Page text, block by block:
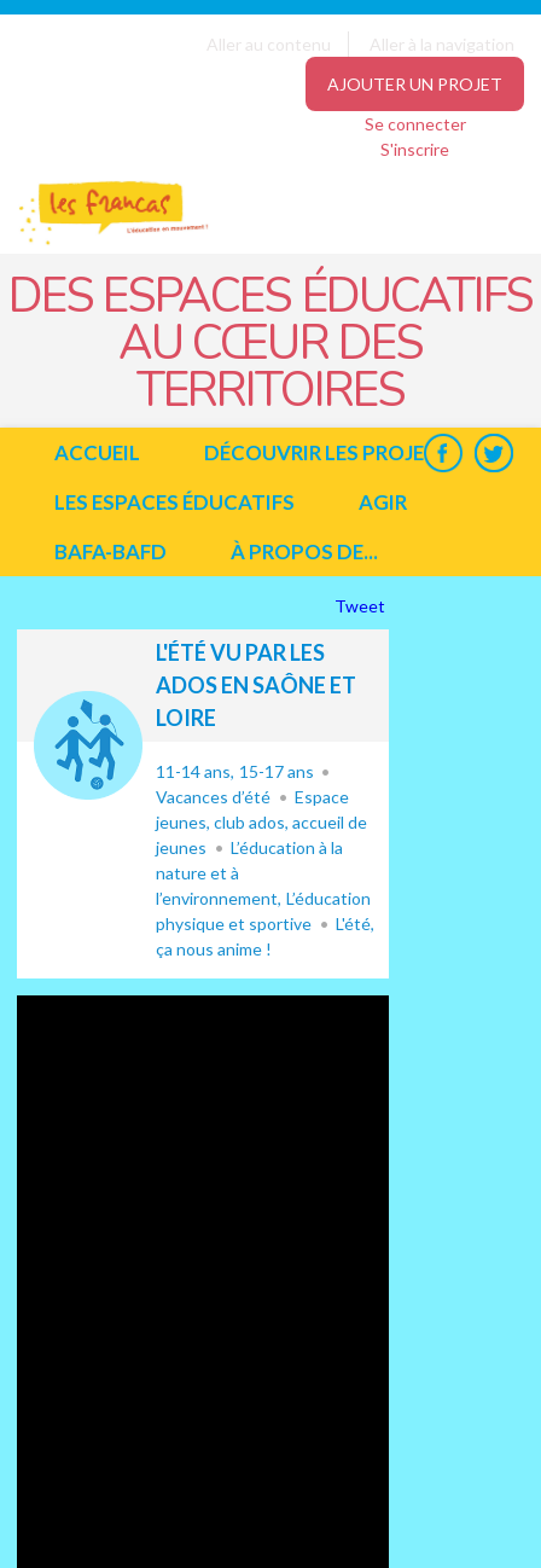
Aller au contenu
Aller à la navigation
AJOUTER UN PROJET
Se connecter
S'inscrire
DES ESPACES ÉDUCATIFS
AU CŒUR DES
TERRITOIRES
ACCUEIL
DÉCOUVRIR LES PROJETS
LES ESPACES ÉDUCATIFS
AGIR
BAFA-BAFD
À PROPOS DE...
Tweet
L'ÉTÉ VU PAR LES
ADOS EN SAÔNE ET
LOIRE
11-14 ans 15-17 ans
Vacances d’été
Espace
jeunes, club ados, accueil de
jeunes
L’éducation à la
nature et à
l’environnement L’éducation
physique et sportive
L'été,
ça nous anime !
Panneau de gestion des cookies